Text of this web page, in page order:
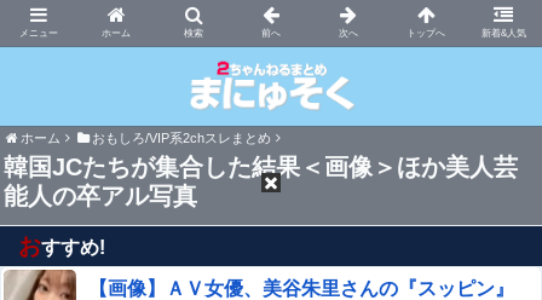
ホーム 新着&人気
まにゅそく 2chまとめニュース速報VIP
ホーム おもしろ/VIP系2chスレまとめ
韓国JCたちが集合した結果＜画像＞ほか美人芸
能人の卒アル写真
おすすめ!
【画像】ＡＶ女優、美谷朱里さんの『スッピン』